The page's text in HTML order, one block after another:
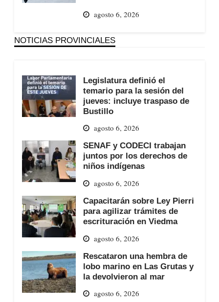
agosto 6, 2026
NOTICIAS PROVINCIALES
Legislatura definió el
temario para la sesión del
jueves: incluye traspaso de
Bustillo
agosto 6, 2026
SENAF y CODECI trabajan
juntos por los derechos de
niños indígenas
agosto 6, 2026
Capacitarán sobre Ley Pierri
para agilizar trámites de
escrituración en Viedma
agosto 6, 2026
Rescataron una hembra de
lobo marino en Las Grutas y
la devolvieron al mar
agosto 6, 2026